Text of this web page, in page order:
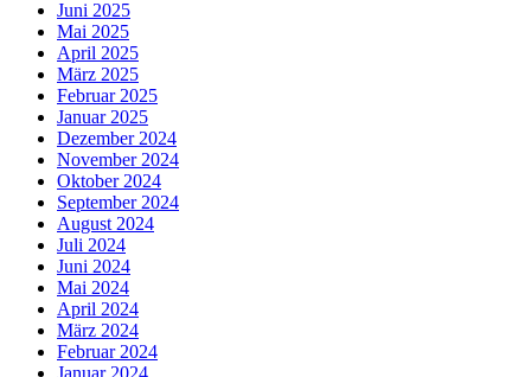
Juni 2025
Mai 2025
April 2025
März 2025
Februar 2025
Januar 2025
Dezember 2024
November 2024
Oktober 2024
September 2024
August 2024
Juli 2024
Juni 2024
Mai 2024
April 2024
März 2024
Februar 2024